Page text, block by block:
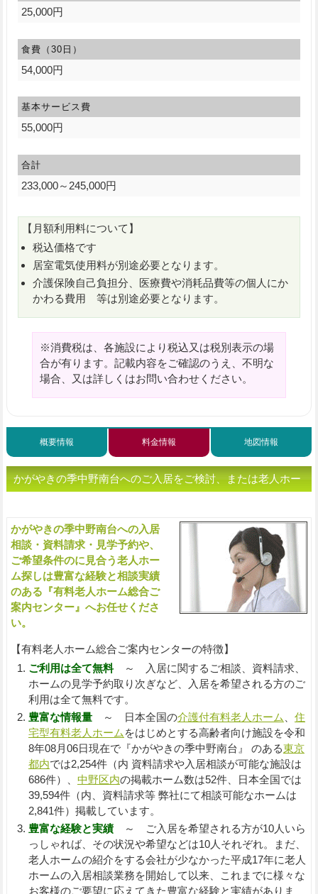
25,000円
食費（30日）
54,000円
基本サービス費
55,000円
合計
233,000～245,000円
【月額利用料について】
税込価格です
居室電気使用料が別途必要となります。
介護保険自己負担分、医療費や消耗品費等の個人にか
かわる費用 等は別途必要となります。
※消費税は、各施設により税込又は税別表示の場
合が有ります。記載内容をご確認のうえ、不明な
場合、又は詳しくはお問い合わせください。
概要情報 料金情報 地図情報
かがやきの季中野南台へのご入居をご検討、または老人ホー
かがやきの季中野南台への入居
相談・資料請求・見学予約や、
ご希望条件のに見合う老人ホー
ム探しは豊富な経験と相談実績
のある『有料老人ホーム総合ご
案内センター』へお任せくださ
い。
【有料老人ホーム総合ご案内センターの特徴】
ご利用は全て無料～ 入居に関するご相談、資料請求、
ホームの見学予約取り次ぎなど、入居を希望される方のご
利用は全て無料です。
豊富な情報量～ 日本全国の介護付有料老人ホーム
住
宅型有料老人ホーム をはじめとする高齢者向け施設を令和
8年08月06日現在で『かがやきの季中野南台』 のある東京
都内では2,254件（内 資料請求や入居相談が可能な施設は
686件）、 中野区内の掲載ホーム数は52件、日本全国では
39,594件（内、資料請求等 弊社にて相談可能なホームは
2,841件）掲載しています。
豊富な経験と実績～ ご入居を希望される方が10人いら
っしゃれば、その状況や希望などは10人それぞれ。まだ、
老人ホームの紹介をする会社が少なかった平成17年に老人
ホームの入居相談業務を開始して以来、これまでに様々な
お客様のご要望に応えてきた豊富な経験と実績がありま